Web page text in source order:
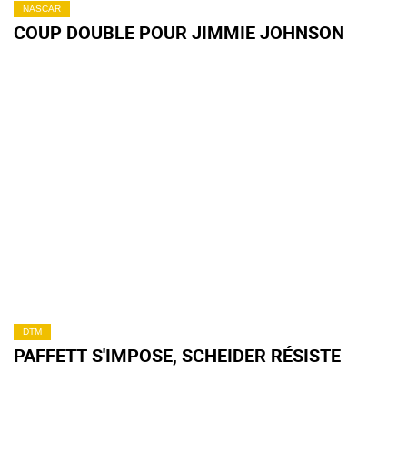
NASCAR
COUP DOUBLE POUR JIMMIE JOHNSON
DTM
PAFFETT S'IMPOSE, SCHEIDER RÉSISTE